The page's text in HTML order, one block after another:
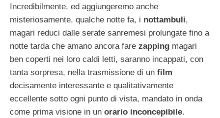
Incredibilmente, ed aggiungeremo anche
misteriosamente, qualche notte fa, i nottambuli,
magari reduci dalle serate sanremesi prolungate fino a
notte tarda che amano ancora fare zapping magari
ben coperti nei loro caldi letti, saranno incappati, con
tanta sorpresa, nella trasmissione di un film
decisamente interessante e qualitativamente
eccellente sotto ogni punto di vista, mandato in onda
come prima visione in un orario inconcepibile.